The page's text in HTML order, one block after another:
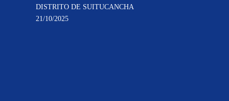
DISTRITO DE SUITUCANCHA
21/10/2025